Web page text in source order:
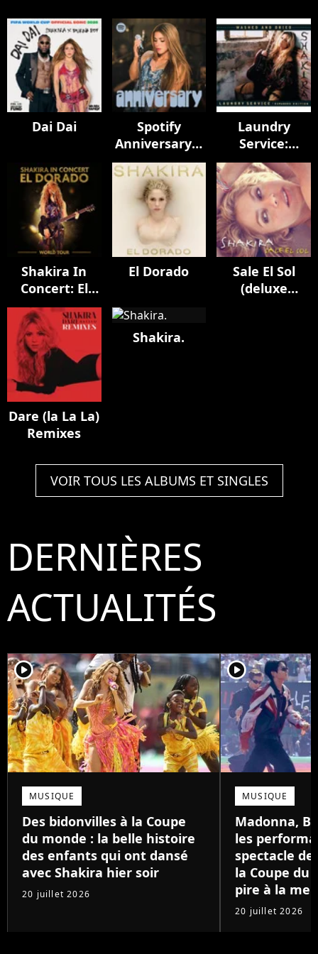
Dai Dai
Spotify
Anniversary |
Oral Fixation
(20th) and Pies
Descalzos
(30th) LIVE
Laundry
Service:
Washed and
Dried
(Expanded
Edition)
Shakira In
Concert: El
Dorado World
Tour
El Dorado
Sale El Sol
(deluxe
Dare (la La La)
Remixes
Shakira.
VOIR TOUS LES ALBUMS ET SINGLES
DERNIÈRES
ACTUALITÉS
player2
MUSIQUE
Des bidonvilles à la Coupe
du monde : la belle histoire
des enfants qui ont dansé
avec Shakira hier soir
20 juillet 2026
player2
MUSIQUE
Madonna,
les
spectacle
la Coupe du
pire à la
20 juillet 2026